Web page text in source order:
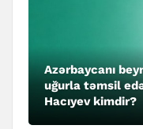
Azərbaycanı
uğurla təmsil
Hacıyev kimdir?